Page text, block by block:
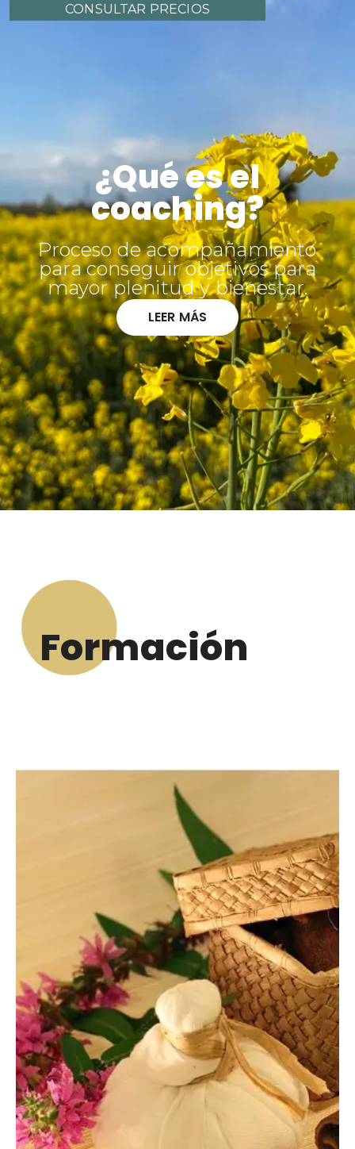
CONSULTAR PRECIOS
¿Qué es el
coaching?
Proceso de acompañamiento
para conseguir objetivos para
mayor plenitud y bienestar.
LEER MÁS
Formación